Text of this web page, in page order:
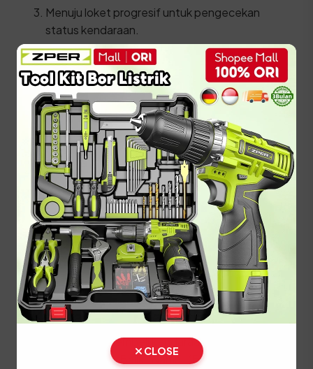
Menuju loket progresif untuk pengecekan
status kendaraan.
Daftarkan kendaraan di loket daftar ulang 5
tahun dengan menyerahkan berkas dan hasil
cek fisik.
Lakukan pembayaran pajak dan biaya PNBP
pelat nomor di kasir.
Ambil STNK, SKPD, dan Plat Nomor (TNKB)
baru di loket penyerahan.
⚠️ Kendaraan fisik wajib dibawa langsung ke lokasi
SAMSAT untuk proses penggesekan nomor
rangka dan mesin oleh petugas berwenang.
Prosedur Balik Nama
Kendaraan Bekas (BBN II)
Jika Anda baru membeli kendaraan bekas, segera
lakukan proses Balik Nama (Bea Balik Nama
CLOSE